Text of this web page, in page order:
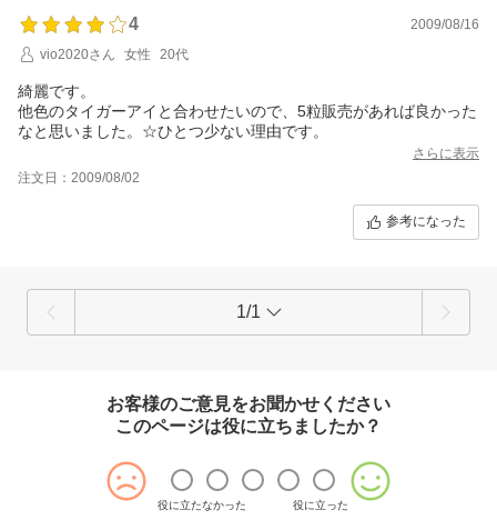
4
2009/08/16
vio2020さん
女性 20代
綺麗です。
他色のタイガーアイと合わせたいので、5粒販売があれば良かった
なと思いました。☆ひとつ少ない理由です。
さらに表示
注文日：2009/08/02
参考になった
1/1
お客様のご意見をお聞かせください
このページは役に立ちましたか？
役に立たなかった 役に立った